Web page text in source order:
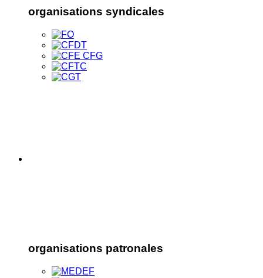
organisations syndicales
organisations patronales